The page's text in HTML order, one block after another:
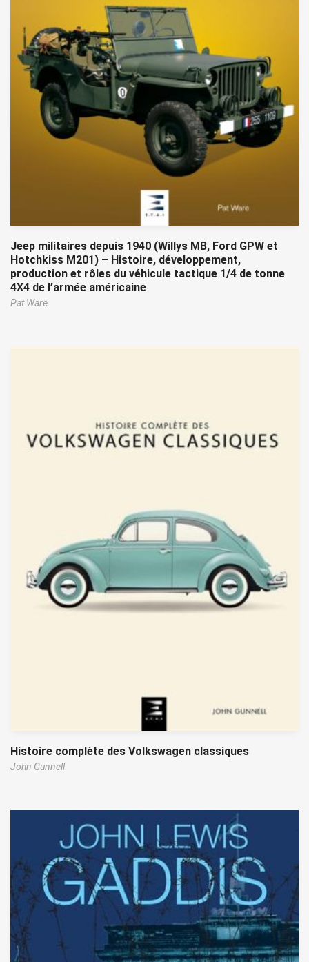
Jeep militaires depuis 1940 (Willys MB, Ford GPW et
Hotchkiss M201) – Histoire, développement,
production et rôles du véhicule tactique 1/4 de tonne
4X4 de l’armée américaine
Pat Ware
Histoire complète des Volkswagen classiques
John Gunnell